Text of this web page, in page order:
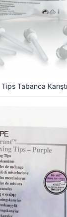
Tabanca